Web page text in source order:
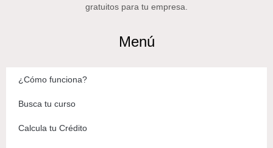
gratuitos para tu empresa.
Menú
¿Cómo funciona?
Busca tu curso
Calcula tu Crédito